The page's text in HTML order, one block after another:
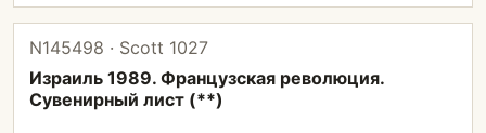
N145498 · Scott 1027
Израиль 1989. Французская революция.
Сувенирный лист (**)